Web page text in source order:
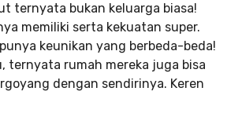
ternyata bukan keluarga biasa!
memiliki serta kekuatan super.
keunikan yang berbeda-beda!
ternyata rumah mereka juga bisa
dengan sendirinya. Keren